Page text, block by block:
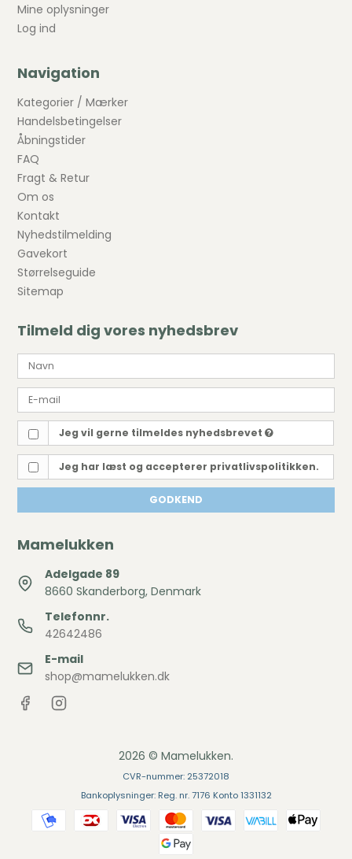
Mine oplysninger
Log ind
Navigation
Kategorier / Mærker
Handelsbetingelser
Åbningstider
FAQ
Fragt & Retur
Om os
Kontakt
Nyhedstilmelding
Gavekort
Størrelseguide
Sitemap
Tilmeld dig vores nyhedsbrev
Jeg vil gerne tilmeldes nyhedsbrevet
Jeg har læst og accepterer privatlivspolitikken.
GODKEND
Mamelukken
Adelgade 89
8660 Skanderborg, Denmark
Telefonnr.
42642486
E-mail
shop@mamelukken.dk
2026 © Mamelukken.
CVR-nummer: 25372018
Bankoplysninger: Reg. nr. 7176 Konto 1331132